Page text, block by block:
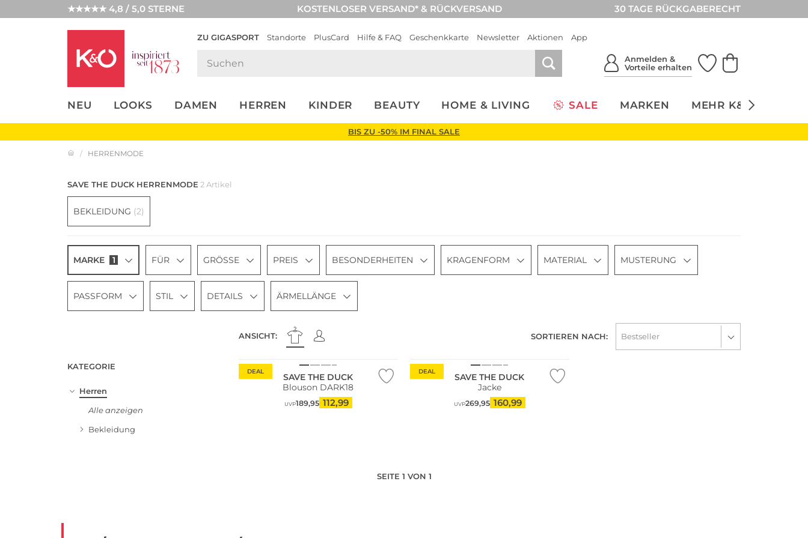
★★★★★ 4,8 / 5,0 STERNE KOSTENLOSER VERSAND* & RÜCKVERSAND 30 TAGE RÜCKGABERECHT
ZU GIGASPORT Standorte PlusCard Hilfe & FAQ Geschenkkarte Newsletter Aktionen App
Anmelden &
Vorteile erhalten
NEU LOOKS DAMEN HERREN KINDER BEAUTY HOME & LIVING SALE MARKEN MEHR K&Ö
UNSERE APP
CLICK &
BIS ZU -50% IM FINAL SALE
HERRENMODE
SAVE THE DUCK HERRENMODE 2 Artikel
BEKLEIDUNG (2)
MARKE 1 FÜR GRÖSSE PREIS BESONDERHEITEN KRAGENFORM MATERIAL MUSTERUNG
PASSFORM STIL DETAILS ÄRMELLÄNGE
ANSICHT: SORTIEREN NACH:
KATEGORIE
Herren
Alle anzeigen
Bekleidung
DEAL
Große Größen
SAVE THE DUCK
Blouson DARK18
UVP189,95 112,99
DEAL
SAVE THE DUCK
Jacke
UVP269,95 160,99
SEITE 1 VON 1